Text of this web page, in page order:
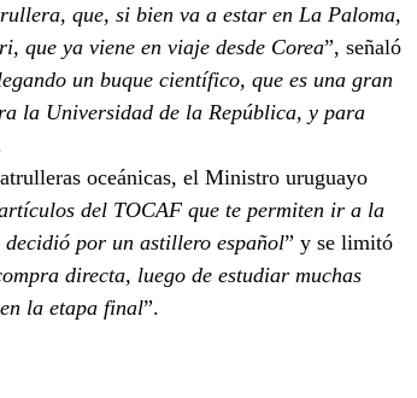
que, si bien va a estar en La Paloma,
que ya viene en viaje desde Corea”, señaló
un buque científico, que es una gran
la Universidad de la República, y para
oceánicas, el Ministro uruguayo
del TOCAF que te permiten ir a la
decidió por un astillero español” y se limitó
directa, luego de estudiar muchas
la etapa final”.